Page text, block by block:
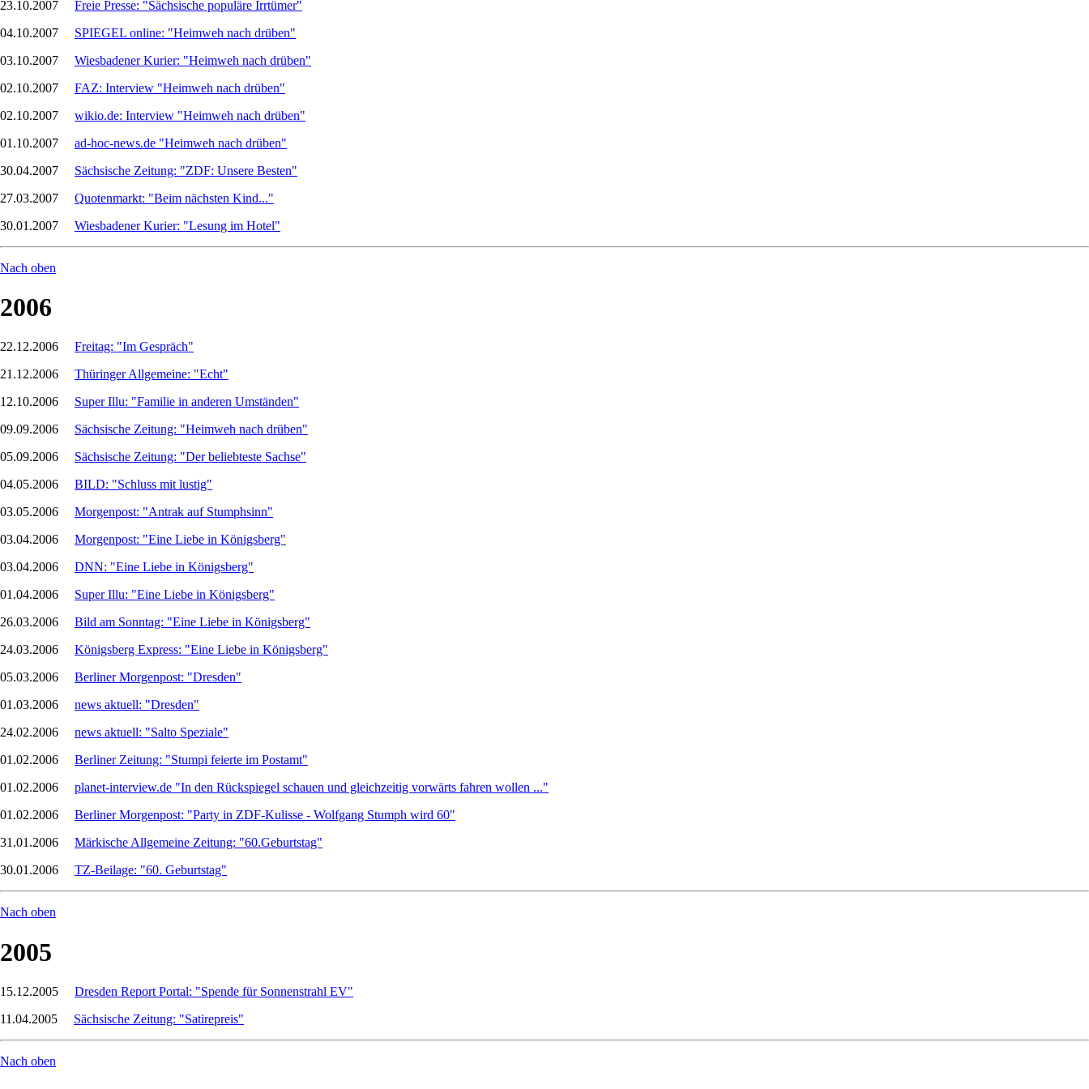
23.10.2007 Freie Presse: "Sächsische populäre Irrtümer"
04.10.2007 SPIEGEL online: "Heimweh nach drüben"
03.10.2007 Wiesbadener Kurier: "Heimweh nach drüben"
02.10.2007 FAZ: Interview "Heimweh nach drüben"
02.10.2007 wikio.de: Interview "Heimweh nach drüben"
01.10.2007 ad-hoc-news.de "Heimweh nach drüben"
30.04.2007 Sächsische Zeitung: "ZDF: Unsere Besten"
27.03.2007 Quotenmarkt: "Beim nächsten Kind..."
30.01.2007 Wiesbadener Kurier: "Lesung im Hotel"
Nach oben
2006
22.12.2006 Freitag: "Im Gespräch"
21.12.2006 Thüringer Allgemeine: "Echt"
12.10.2006 Super Illu: "Familie in anderen Umständen"
09.09.2006 Sächsische Zeitung: "Heimweh nach drüben"
05.09.2006 Sächsische Zeitung: "Der beliebteste Sachse"
04.05.2006 BILD: "Schluss mit lustig"
03.05.2006 Morgenpost: "Antrak auf Stumphsinn"
03.04.2006 Morgenpost: "Eine Liebe in Königsberg"
03.04.2006 DNN: "Eine Liebe in Königsberg"
01.04.2006 Super Illu: "Eine Liebe in Königsberg"
26.03.2006 Bild am Sonntag: "Eine Liebe in Königsberg"
24.03.2006 Königsberg Express: "Eine Liebe in Königsberg"
05.03.2006 Berliner Morgenpost: "Dresden"
01.03.2006 news aktuell: "Dresden"
24.02.2006 news aktuell: "Salto Speziale"
01.02.2006 Berliner Zeitung: "Stumpi feierte im Postamt"
01.02.2006 planet-interview.de "In den Rückspiegel schauen und gleichzeitig vorwärts fahren wollen ..."
01.02.2006 Berliner Morgenpost: "Party in ZDF-Kulisse - Wolfgang Stumph wird 60"
31.01.2006 Märkische Allgemeine Zeitung: "60.Geburtstag"
30.01.2006 TZ-Beilage: "60. Geburtstag"
Nach oben
2005
15.12.2005 Dresden Report Portal: "Spende für Sonnenstrahl EV"
11.04.2005 Sächsische Zeitung: "Satirepreis"
Nach oben